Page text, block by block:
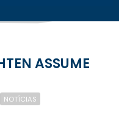
NOTÍCIAS